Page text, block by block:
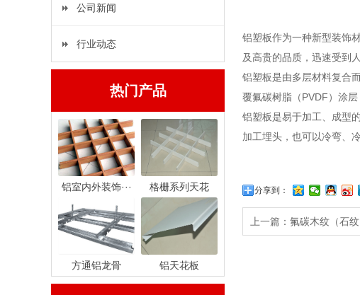
公司新闻
行业动态
热门产品
铝室内外装饰··· 格栅系列天花
方通铝龙骨 铝天花板
铝塑板作为一种新型装饰
及高贵的品质，迅速受到
铝塑板是由多层材料复合
覆氟碳树脂（PVDF）涂
铝塑板是易于加工、成型
加工埋头，也可以冷弯、
分享到：
上一篇： 氟碳木纹（石